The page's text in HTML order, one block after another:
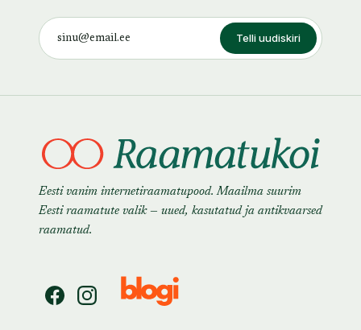
Telli uudiskiri
Eesti vanim internetiraamatupood. Maailma suurim
Eesti raamatute valik — uued, kasutatud ja antikvaarsed
raamatud.